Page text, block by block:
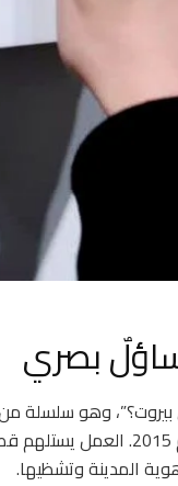
بصري
وهو سلسلة من
جائزة “آرتي لاغونا” في
المدينة وتشظيها.